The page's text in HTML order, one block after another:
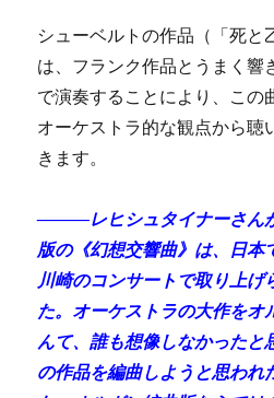
シューベルトの作品（「死と
は、フランク作品とうまく響
で演奏することにより、この
オーケストラ的な観点から聴
きます。
―――レヒシュタイナーさん
版の《幻想交響曲》は、日本
川崎のコンサートで取り上げ
た。オーケストラの大作をオ
んて、誰も想像しなかったと
の作品を編曲しようと思われ